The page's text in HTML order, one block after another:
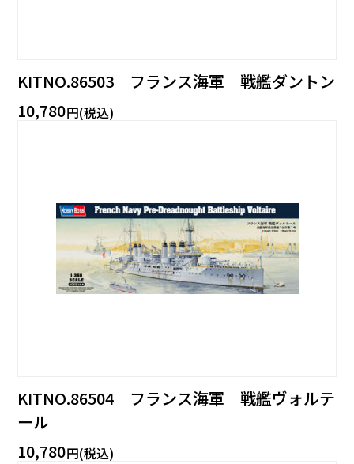
KITNO.86503 フランス海軍 戦艦ダントン
10,780円(税込)
KITNO.86504 フランス海軍 戦艦ヴォルテ
ール
10,780円(税込)